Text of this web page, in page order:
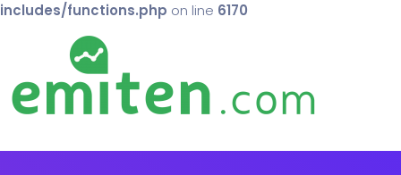
includes/functions.php on line 6170